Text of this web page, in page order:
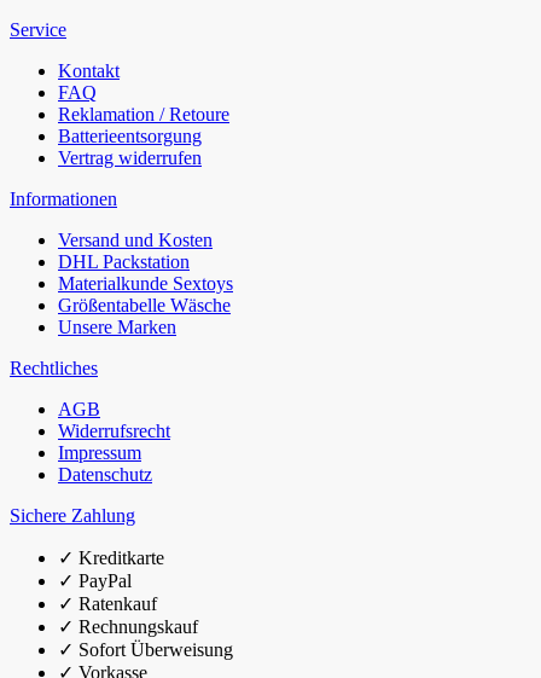
Service
Kontakt
FAQ
Reklamation / Retoure
Batterieentsorgung
Vertrag widerrufen
Informationen
Versand und Kosten
DHL Packstation
Materialkunde Sextoys
Größentabelle Wäsche
Unsere Marken
Rechtliches
AGB
Widerrufsrecht
Impressum
Datenschutz
Sichere Zahlung
✓ Kreditkarte
✓ PayPal
✓ Ratenkauf
✓ Rechnungskauf
✓ Sofort Überweisung
✓ Vorkasse